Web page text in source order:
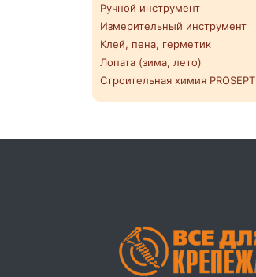
Ручной инструмент
Измерительный инструмент
Клей, пена, герметик
Лопата (зима, лето)
Строительная химия PROSEPT